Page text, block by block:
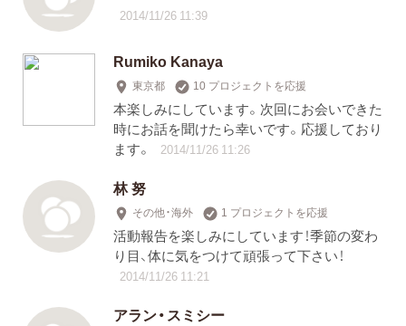
2014/11/26 11:39
Rumiko Kanaya
東京都 10 プロジェクトを応援
本楽しみにしています。次回にお会いできた
時にお話を聞けたら幸いです。応援しており
ます。
2014/11/26 11:26
林 努
その他・海外 1 プロジェクトを応援
活動報告を楽しみにしています！季節の変わ
り目、体に気をつけて頑張って下さい！
2014/11/26 11:21
アラン・スミシー